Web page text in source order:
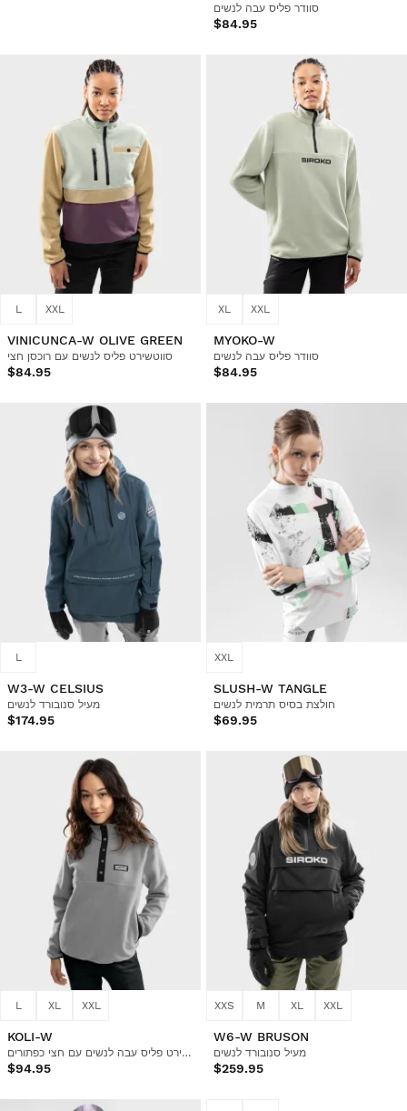
סוודר פליס עבה לנשים
$84.95
L XXL
VINICUNCA-W OLIVE GREEN
סווטשירט פליס לנשים עם רוכסן חצי
$84.95
XL XXL
MYOKO-W
סוודר פליס עבה לנשים
$84.95
L
W3-W CELSIUS
מעיל סנובורד לנשים
$174.95
XXL
SLUSH-W TANGLE
חולצת בסיס תרמית לנשים
$69.95
L XL XXL
KOLI-W
סווטשירט פליס עבה לנשים עם חצי כפתורים
$94.95
XXS M XL XXL
W6-W BRUSON
מעיל סנובורד לנשים
$259.95